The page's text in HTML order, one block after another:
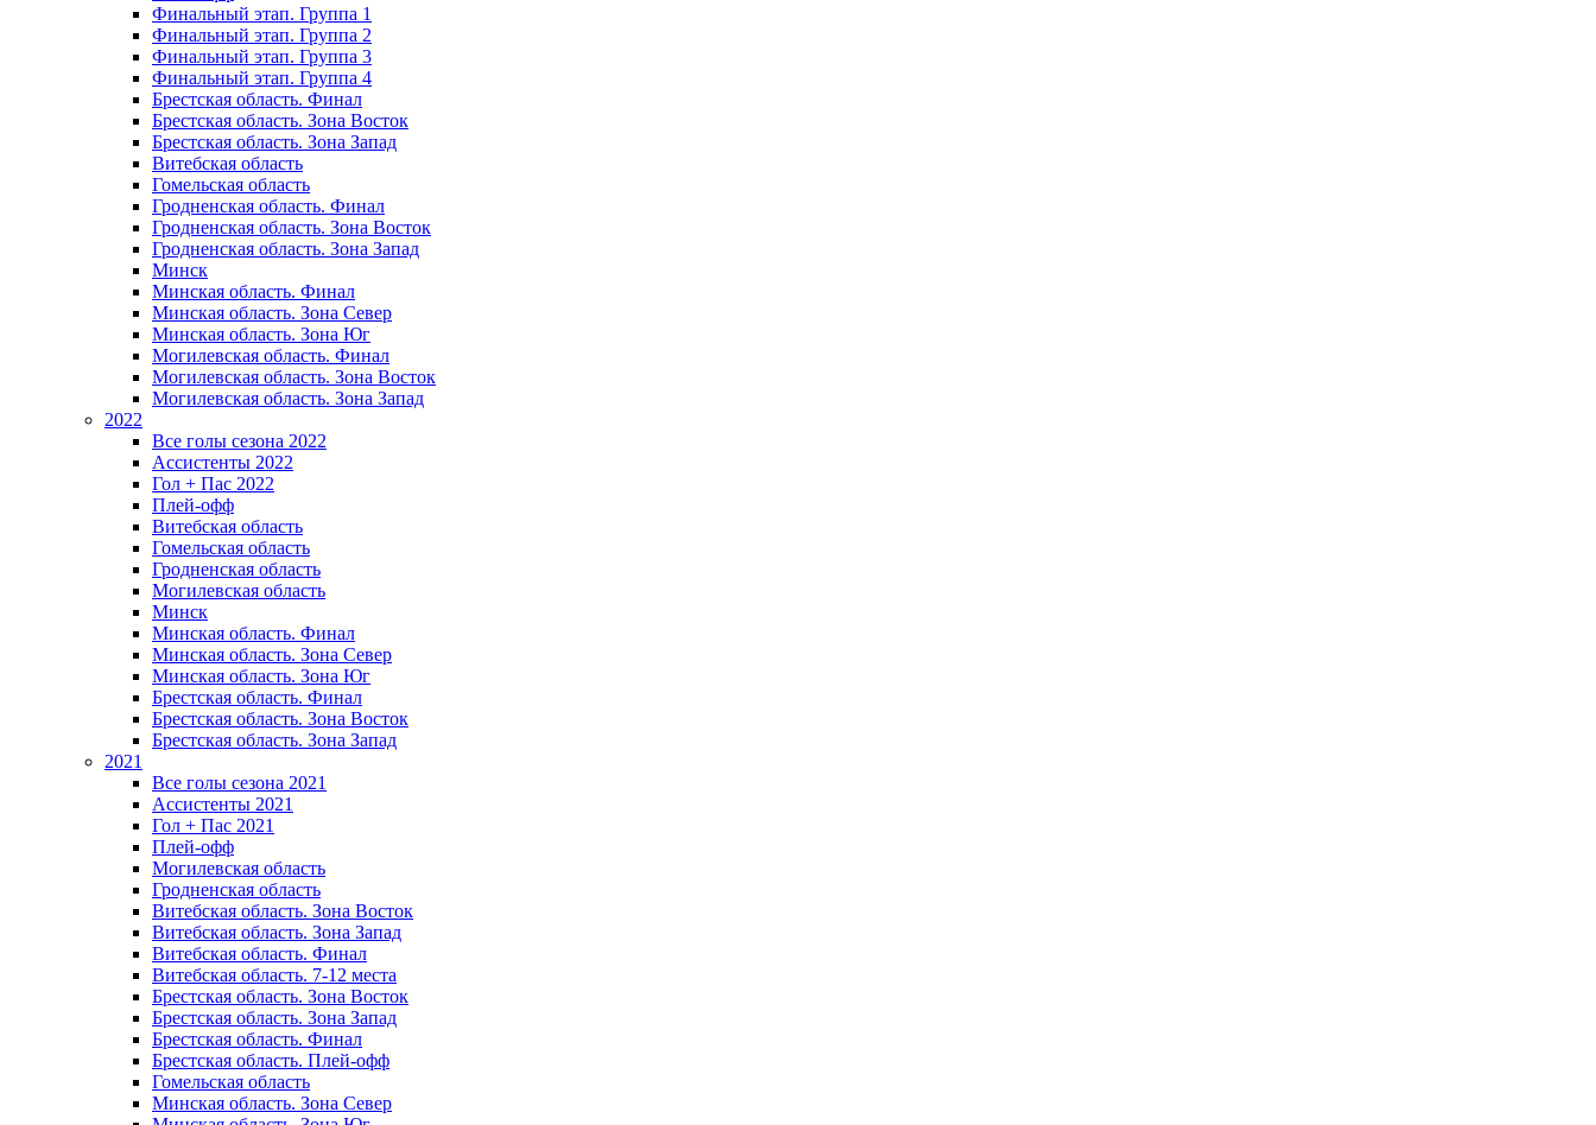
Финальный этап. Группа 1
Финальный этап. Группа 2
Финальный этап. Группа 3
Финальный этап. Группа 4
Брестская область. Финал
Брестская область. Зона Восток
Брестская область. Зона Запад
Витебская область
Гомельская область
Гродненская область. Финал
Гродненская область. Зона Восток
Гродненская область. Зона Запад
Минск
Минская область. Финал
Минская область. Зона Север
Минская область. Зона Юг
Могилевская область. Финал
Могилевская область. Зона Восток
Могилевская область. Зона Запад
2022
Все голы сезона 2022
Ассистенты 2022
Гол + Пас 2022
Плей-офф
Витебская область
Гомельская область
Гродненская область
Могилевская область
Минск
Mинская область. Финал
Минская область. Зона Север
Минская область. Зона Юг
Брестская область. Финал
Брестская область. Зона Восток
Брестская область. Зона Запад
2021
Все голы сезона 2021
Ассистенты 2021
Гол + Пас 2021
Плей-офф
Могилевская область
Гродненская область
Витебская область. Зона Восток
Витебская область. Зона Запад
Витебская область. Финал
Витебская область. 7-12 места
Брестская область. Зона Восток
Брестская область. Зона Запад
Брестская область. Финал
Брестская область. Плей-офф
Гомельская область
Минская область. Зона Север